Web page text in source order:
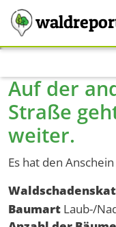
Auf der
Straße
weiter.
Es hat den
Baumart Laub-/